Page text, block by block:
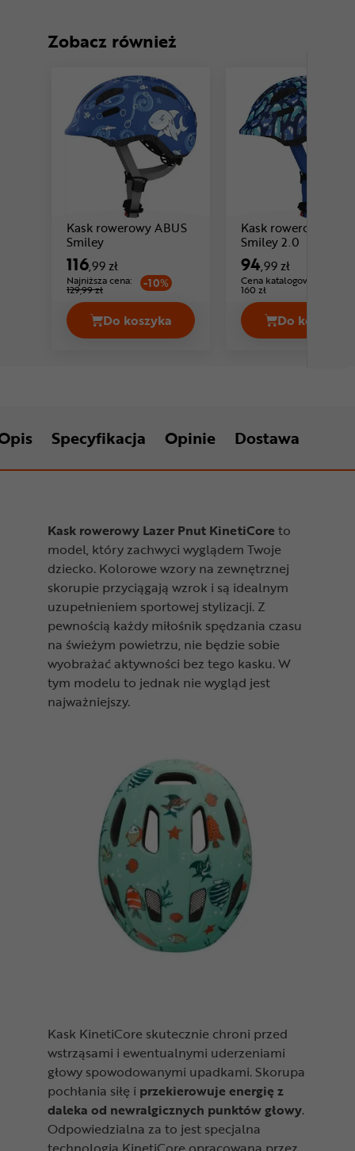
Zobacz również
Kask rowerowy ABUS
Smiley
116,99 zł
Najniższa cena:
129,99 zł -10%
Do koszyka
Kask rowerowy ABUS Smiley Cena
Kask rowerowy
Smiley 2.0
94,99 zł
Cena katalogowa:
160 zł
Do koszyka
Kask
Specyfikacja Opinie Dostawa
Kask rowerowy Lazer Pnut KinetiCore to
model, który zachwyci wyglądem Twoje
dziecko. Kolorowe wzory na zewnętrznej
skorupie przyciągają wzrok i są idealnym
uzupełnieniem sportowej stylizacji. Z
pewnością każdy miłośnik spędzania czasu
na świeżym powietrzu, nie będzie sobie
wyobrażać aktywności bez tego kasku. W
tym modelu to jednak nie wygląd jest
najważniejszy.
Kask KinetiCore skutecznie chroni przed
wstrząsami i ewentualnymi uderzeniami
głowy spowodowanymi upadkami. Skorupa
pochłania siłę i przekierowuje energię z
daleka od newralgicznych punktów głowy.
Odpowiedzialna za to jest specjalna